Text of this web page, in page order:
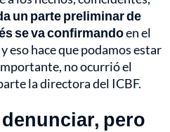
un parte preliminar de
se va confirmandoen el
eso hace que podamos estar
no ocurrió el
la directora del ICBF.
pero